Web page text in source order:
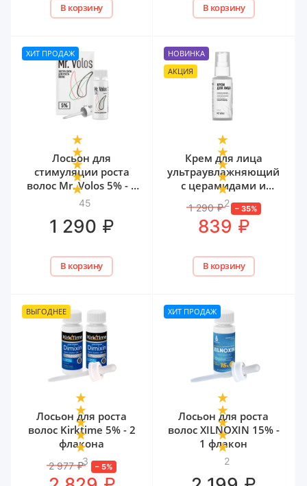
В корзину В корзину
ХИТ ПРОДАЖ
45
Лосьон для
стимуляции роста
волос Mr. Volos 5% - 1
флакон
1 290 ₽
В корзину
НОВИНКА
АКЦИЯ
2
Крем для лица
ультраувлажняющий
с церамидами и
мочевиной Mr. Volos,
50 мл
1 290 ₽ – 35%
839 ₽
В корзину
ВЫГОДНЕЕ
3
Лосьон для роста
волос Kirktime 5% - 2
флакона
2 977 ₽ –5%
ХИТ ПРОДАЖ
2
Лосьон для роста
волос XILNOXIN 15% -
1 флакон